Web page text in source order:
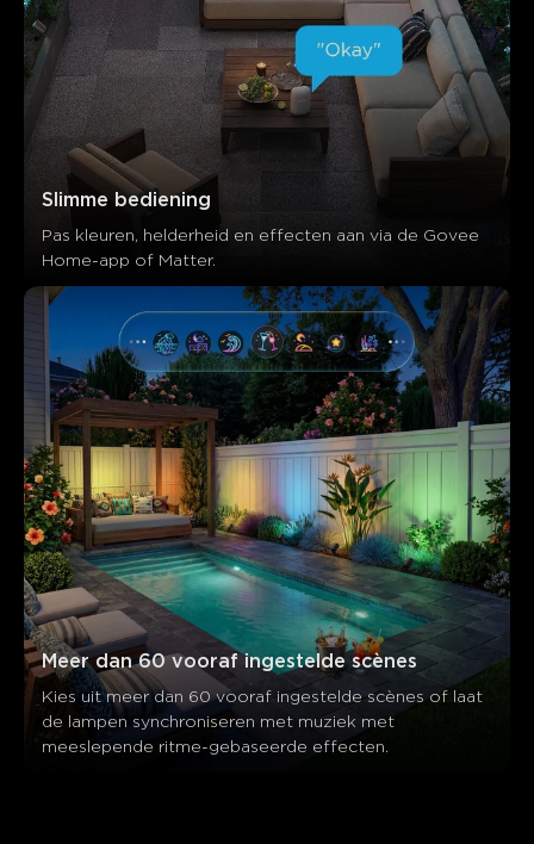
Slimme bediening
Pas kleuren, helderheid en effecten aan via de Govee
Home-app of Matter.
Meer dan 60 vooraf ingestelde scènes
Kies uit meer dan 60 vooraf ingestelde scènes of laat
de lampen synchroniseren met muziek met
meeslepende ritme-gebaseerde effecten.